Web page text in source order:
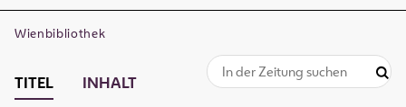
Wienbibliothek
TITEL INHALT